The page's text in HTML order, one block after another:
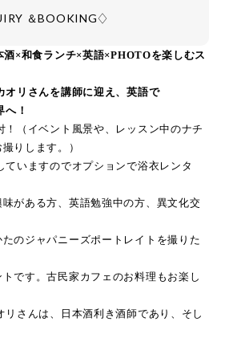
＆BOOKING♢
×和食ランチ×英語×PHOTOを楽しむス
オリさんを講師に迎え、英語で
！
（イベント風景や、レッスン中のナチ
りします。）
いますのでオプションで浴衣レンタ
がある方、英語勉強中の方、異文化交
のジャパニーズポートレイトを撮りた
です。古民家カフェのお料理もお楽し
さんは、日本酒利き酒師であり、そし